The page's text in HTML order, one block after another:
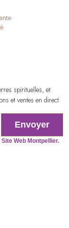
spirituelles, et
et ventes en direct.
Envoyer
Site Web Montpellier.